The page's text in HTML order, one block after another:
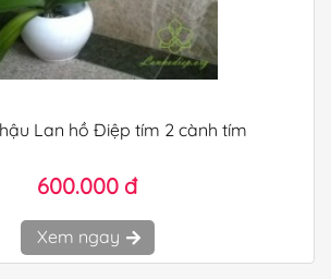
Lan hồ Điệp tím 2 cành tím
600.000 đ
Xem ngay